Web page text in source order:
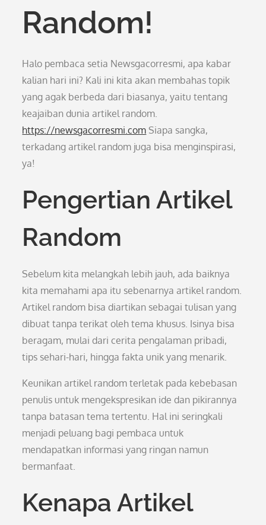
Random!
Halo pembaca setia Newsgacorresmi, apa kabar
kalian hari ini? Kali ini kita akan membahas topik
yang agak berbeda dari biasanya, yaitu tentang
keajaiban dunia artikel random.
https://newsgacorresmi.com Siapa sangka,
terkadang artikel random juga bisa menginspirasi,
ya!
Pengertian Artikel
Random
Sebelum kita melangkah lebih jauh, ada baiknya
kita memahami apa itu sebenarnya artikel random.
Artikel random bisa diartikan sebagai tulisan yang
dibuat tanpa terikat oleh tema khusus. Isinya bisa
beragam, mulai dari cerita pengalaman pribadi,
tips sehari-hari, hingga fakta unik yang menarik.
Keunikan artikel random terletak pada kebebasan
penulis untuk mengekspresikan ide dan pikirannya
tanpa batasan tema tertentu. Hal ini seringkali
menjadi peluang bagi pembaca untuk
mendapatkan informasi yang ringan namun
bermanfaat.
Kenapa Artikel